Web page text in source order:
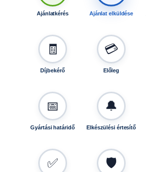
Ajánlatkérés Ajánlat elküldése
🧾
Díjbekérő
💳
Előleg
📅
Gyártási határidő
🔔
Elkészülési értesítő
✅ 🛡️